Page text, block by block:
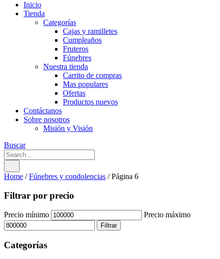
Inicio
Tienda
Categorías
Cajas y ramilletes
Cumpleaños
Fruteros
Fúnebres
Nuestra tienda
Carrito de compras
Mas populares
Ofertas
Productos nuevos
Contáctanos
Sobre nosotros
Misión y Visión
Buscar
Home /Fúnebres y condolencias /Página 6
Filtrar por precio
Precio mínimo Precio máximo
Filtrar
Categorías